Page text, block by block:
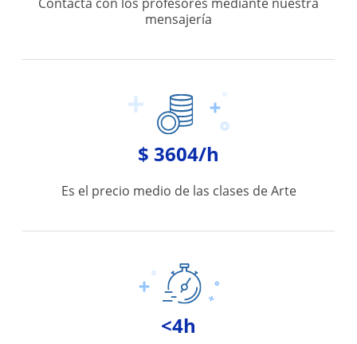
mensajería
$ 3604/h
Es el precio medio de las clases de Arte
<4h